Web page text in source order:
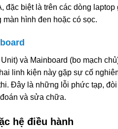
đặc biệt là trên các dòng laptop
hình đen hoặc có sọc.
và Mainboard (bo mạch
linh kiện này gặp sự cố
Đây là những lỗi phức tạp,
và sửa chữa.
hệ điều hành